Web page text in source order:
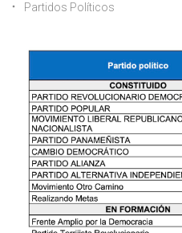
Partidos Políticos